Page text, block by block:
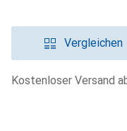
Vergleichen
Kostenloser Versand